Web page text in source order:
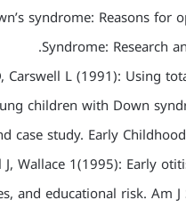
syndrome: Reasons for
Syndrome: Research
Carswell L (1991): Using
children with Down
case study. Early
J, Wallace 1(1995): Early
and educational risk. Am J